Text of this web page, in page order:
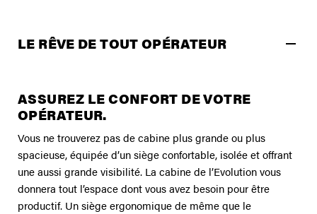
LE RÊVE DE TOUT OPÉRATEUR
ASSUREZ LE CONFORT DE VOTRE
OPÉRATEUR.
Vous ne trouverez pas de cabine plus grande ou plus
spacieuse, équipée d’un siège confortable, isolée et offrant
une aussi grande visibilité. La cabine de l’Evolution vous
donnera tout l’espace dont vous avez besoin pour être
productif. Un siège ergonomique de même que le